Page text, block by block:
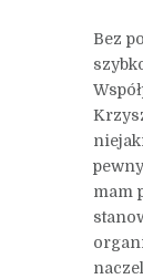
Bez
mam